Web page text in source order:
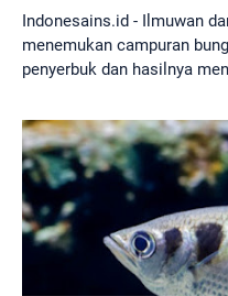
Indonesains.id - Ilmuwan
menemukan campuran
penyerbuk dan hasilnya